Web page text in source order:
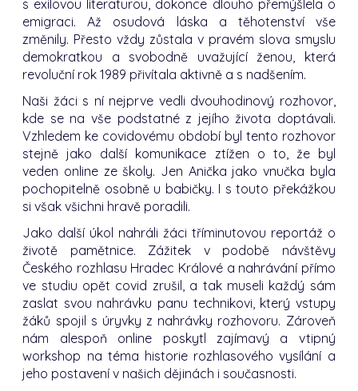
s exilovou literaturou, dokonce dlouho přemýšlela o
emigraci. Až osudová láska a těhotenství vše
změnily. Přesto vždy zůstala v pravém slova smyslu
demokratkou a svobodně uvažující ženou, která
revoluční rok 1989 přivítala aktivně a s nadšením.
Naši žáci s ní nejprve vedli dvouhodinový rozhovor,
kde se na vše podstatné z jejího života doptávali.
Vzhledem ke covidovému období byl tento rozhovor
stejně jako další komunikace ztížen o to, že byl
veden online ze školy. Jen Anička jako vnučka byla
pochopitelně osobně u babičky. I s touto překážkou
si však všichni hravě poradili.
Jako další úkol nahráli žáci tříminutovou reportáž o
životě pamětnice. Zážitek v podobě návštěvy
Českého rozhlasu Hradec Králové a nahrávání přímo
ve studiu opět covid zrušil, a tak museli každý sám
zaslat svou nahrávku panu technikovi, který vstupy
žáků spojil s úryvky z nahrávky rozhovoru. Zároveň
nám alespoň online poskytl zajímavý a vtipný
workshop na téma historie rozhlasového vysílání a
jeho postavení v našich dějinách i současnosti.